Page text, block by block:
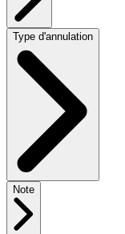
Type d'annulation
Note